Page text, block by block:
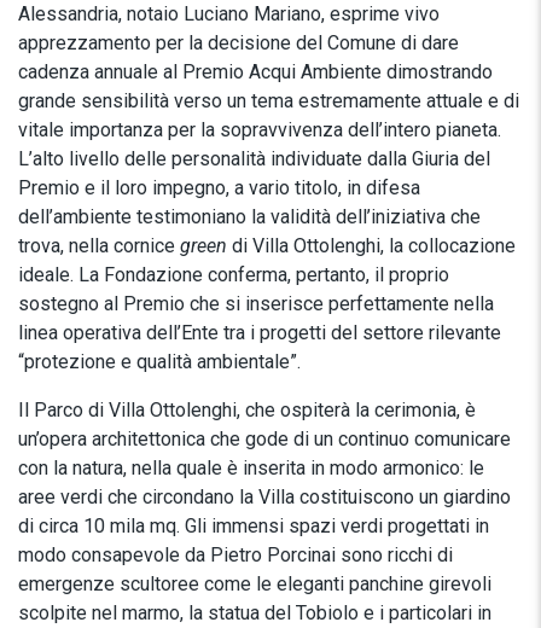
Alessandria, notaio Luciano Mariano, esprime vivo
apprezzamento per la decisione del Comune di dare
cadenza annuale al Premio Acqui Ambiente dimostrando
grande sensibilità verso un tema estremamente attuale e di
vitale importanza per la sopravvivenza dell’intero pianeta.
L’alto livello delle personalità individuate dalla Giuria del
Premio e il loro impegno, a vario titolo, in difesa
dell’ambiente testimoniano la validità dell’iniziativa che
trova, nella cornice green di Villa Ottolenghi, la collocazione
ideale. La Fondazione conferma, pertanto, il proprio
sostegno al Premio che si inserisce perfettamente nella
linea operativa dell’Ente tra i progetti del settore rilevante
“protezione e qualità ambientale”.
Il Parco di Villa Ottolenghi, che ospiterà la cerimonia, è
un’opera architettonica che gode di un continuo comunicare
con la natura, nella quale è inserita in modo armonico: le
aree verdi che circondano la Villa costituiscono un giardino
di circa 10 mila mq. Gli immensi spazi verdi progettati in
modo consapevole da Pietro Porcinai sono ricchi di
emergenze scultoree come le eleganti panchine girevoli
scolpite nel marmo, la statua del Tobiolo e i particolari in